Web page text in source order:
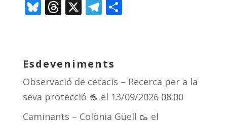
Bl
sk
y
T
d
s
X T
gr
a
m
C
te
ix
Esdeveniments
Observació de cetacis – Recerca per a la
seva protecció 🐬 el 13/09/2026 08:00
Caminants – Colònia Güell 🥾 el